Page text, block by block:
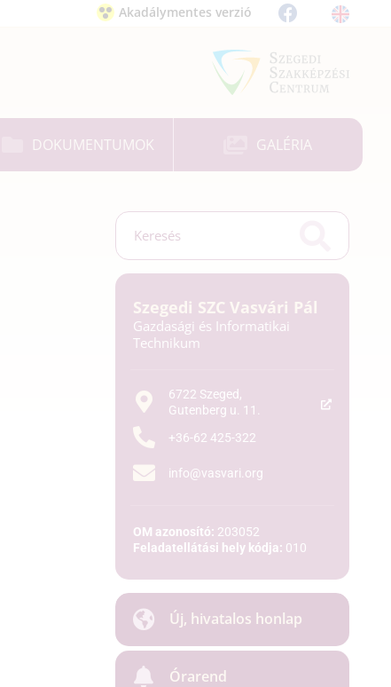
Akadálymentes verzió
DOKUMENTUMOK GALÉRIA
Szegedi SZC Vasvári Pál
Gazdasági és Informatikai
Technikum
6722 Szeged,
Gutenberg u. 11.
+36-62 425-322
info@vasvari.org
OM azonosító: 203052
Feladatellátási hely kódja: 010
Új, hivatalos honlap
Órarend